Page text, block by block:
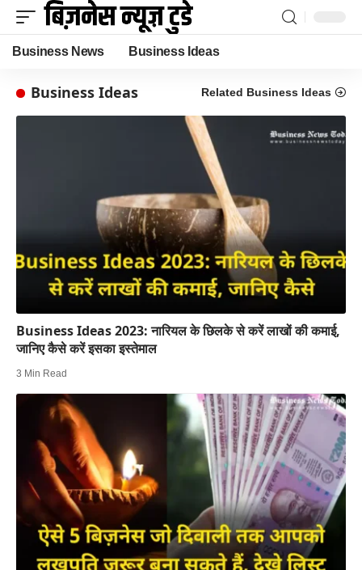
Business News Business Ideas
Business Ideas Related Business Ideas
Business Ideas 2023: नारियल के छिलके से करें लाखों की कमाई,
जानिए कैसे करें इसका इस्तेमाल
3 Min Read